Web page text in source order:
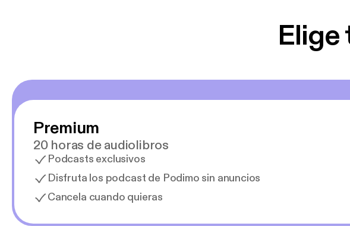
Elige
Premium
20 horas de audiolibros
Podcasts exclusivos
Disfruta los podcast de Podimo sin anuncios
Cancela cuando quieras